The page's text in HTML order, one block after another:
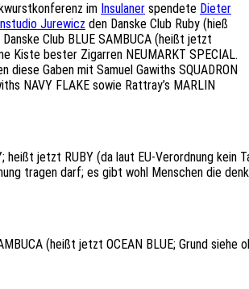
im Insulaner spendete Dieter
Jurewicz den Danske Club Ruby (hieß
Club BLUE SAMBUCA (heißt jetzt
Kiste bester Zigarren NEUMARKT SPECIAL.
diese Gaben mit Samuel Gawiths SQUADRON
NAVY FLAKE sowie Rattray’s MARLIN
heißt jetzt RUBY (da laut EU-Verordnung kein
tragen darf; es gibt wohl Menschen die
(heißt jetzt OCEAN BLUE; Grund siehe